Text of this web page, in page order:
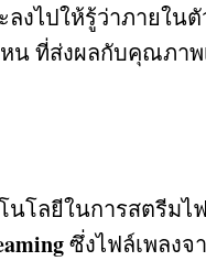
ลงไปให้รู้ว่าภายในตั
น ที่ส่งผลกับคุณภาพ
นโลยีในการสตรีมไ
ซึ่งไฟล์เพลงจ